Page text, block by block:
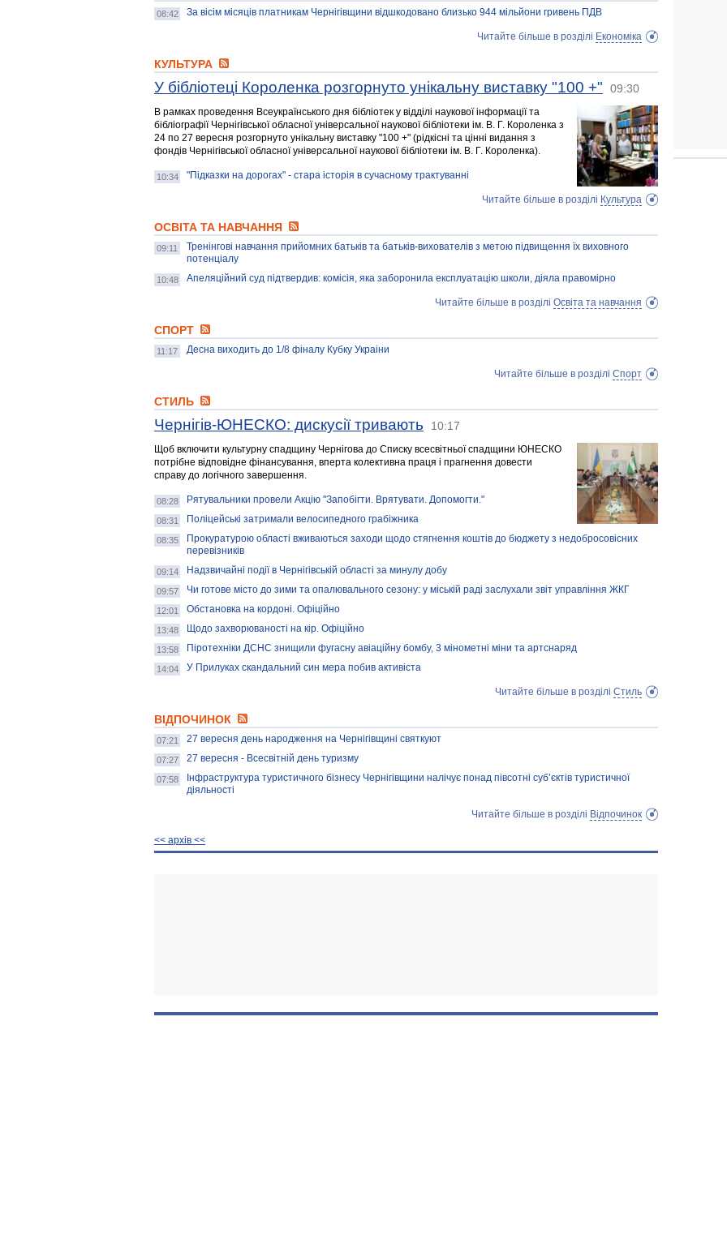
08:42 За вісім місяців платникам Чернігівщини відшкодовано близько 944 мільйони гривень ПДВ
Читайте більше в розділі Економіка
КУЛЬТУРА
У бібліотеці Короленка розгорнуто унікальну виставку "100 +" 09:30
В рамках проведення Всеукраїнського дня бібліотек у відділі наукової інформації та
бібліографії Чернігівської обласної універсальної наукової бібліотеки ім. В. Г. Короленка з
24 по 27 вересня розгорнуто унікальну виставку "100 +" (рідкісні та цінні видання з
фондів Чернігівської обласної універсальної наукової бібліотеки ім. В. Г. Короленка).
10:34 "Підказки на дорогах" - стара історія в сучасному трактуванні
Читайте більше в розділі Культура
ОСВІТА ТА НАВЧАННЯ
09:11
Тренінгові навчання прийомних батьків та батьків-вихователів з метою підвищення їх виховного
потенціалу
10:48 Апеляційний суд підтвердив: комісія, яка заборонила експлуатацію школи, діяла правомірно
Читайте більше в розділі Освіта та навчання
СПОРТ
11:17 Десна виходить до 1/8 фіналу Кубку Украіни
Читайте більше в розділі Спорт
СТИЛЬ
Чернігів-ЮНЕСКО: дискусії тривають 10:17
Щоб включити культурну спадщину Чернігова до Списку всесвітньої спадщини ЮНЕСКО
потрібне відповідне фінансування, вперта колективна праця і прагнення довести
справу до логічного завершення.
08:28 Рятувальники провели Акцію "Запобігти. Врятувати. Допомогти."
08:31 Поліцейські затримали велосипедного грабіжника
08:35
Прокуратурою області вживаються заходи щодо стягнення коштів до бюджету з недобросовісних
перевізників
09:14 Надзвичайні події в Чернігівській області за минулу добу
09:57 Чи готове місто до зими та опалювального сезону: у міській раді заслухали звіт управління ЖКГ
12:01 Обстановка на кордоні. Офіційно
13:48 Щодо захворюваності на кір. Офіційно
13:58 Піротехніки ДСНС знищили фугасну авіаційну бомбу, 3 мінометні міни та артснаряд
14:04 У Прилуках скандальний син мера побив активіста
Читайте більше в розділі Стиль
ВІДПОЧИНОК
07:21 27 вересня день народження на Чернігівщині святкуют
07:27 27 вересня - Всесвітній день туризму
07:58
Інфраструктура туристичного бізнесу Чернігівщини налічує понад півсотні суб’єктів туристичної
діяльності
Читайте більше в розділі Відпочинок
<< архiв <<